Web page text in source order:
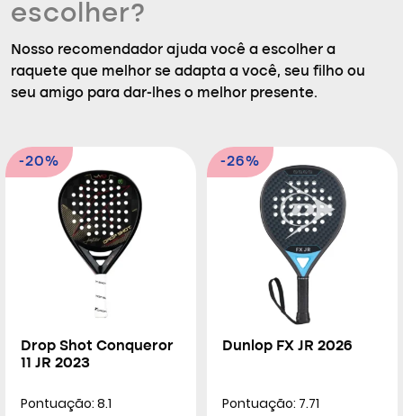
escolher?
Nosso recomendador ajuda você a escolher a
raquete que melhor se adapta a você, seu filho ou
seu amigo para dar-lhes o melhor presente.
-20%
Drop Shot Conqueror
11 JR 2023
Pontuação: 8.1
-26%
Dunlop FX JR 2026
Pontuação: 7.71